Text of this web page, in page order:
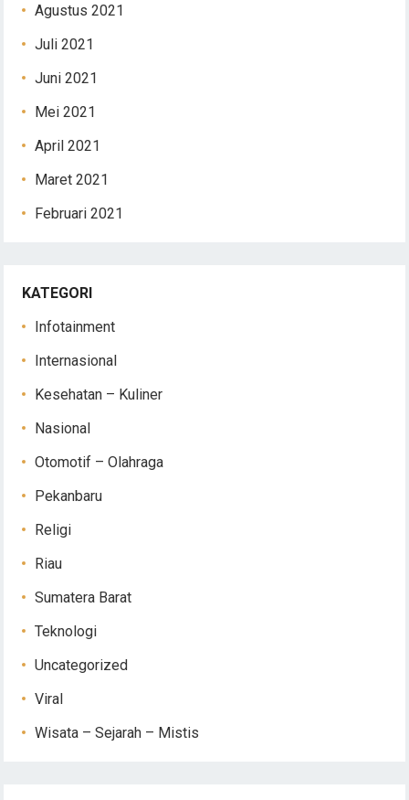
Agustus 2021
Juli 2021
Juni 2021
Mei 2021
April 2021
Maret 2021
Februari 2021
KATEGORI
Infotainment
Internasional
Kesehatan – Kuliner
Nasional
Otomotif – Olahraga
Pekanbaru
Religi
Riau
Sumatera Barat
Teknologi
Uncategorized
Viral
Wisata – Sejarah – Mistis